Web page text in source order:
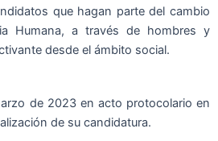
que hagan parte del cambio
Humana, a través de hombres y
desde el ámbito social.
de 2023 en acto protocolario en
de su candidatura.